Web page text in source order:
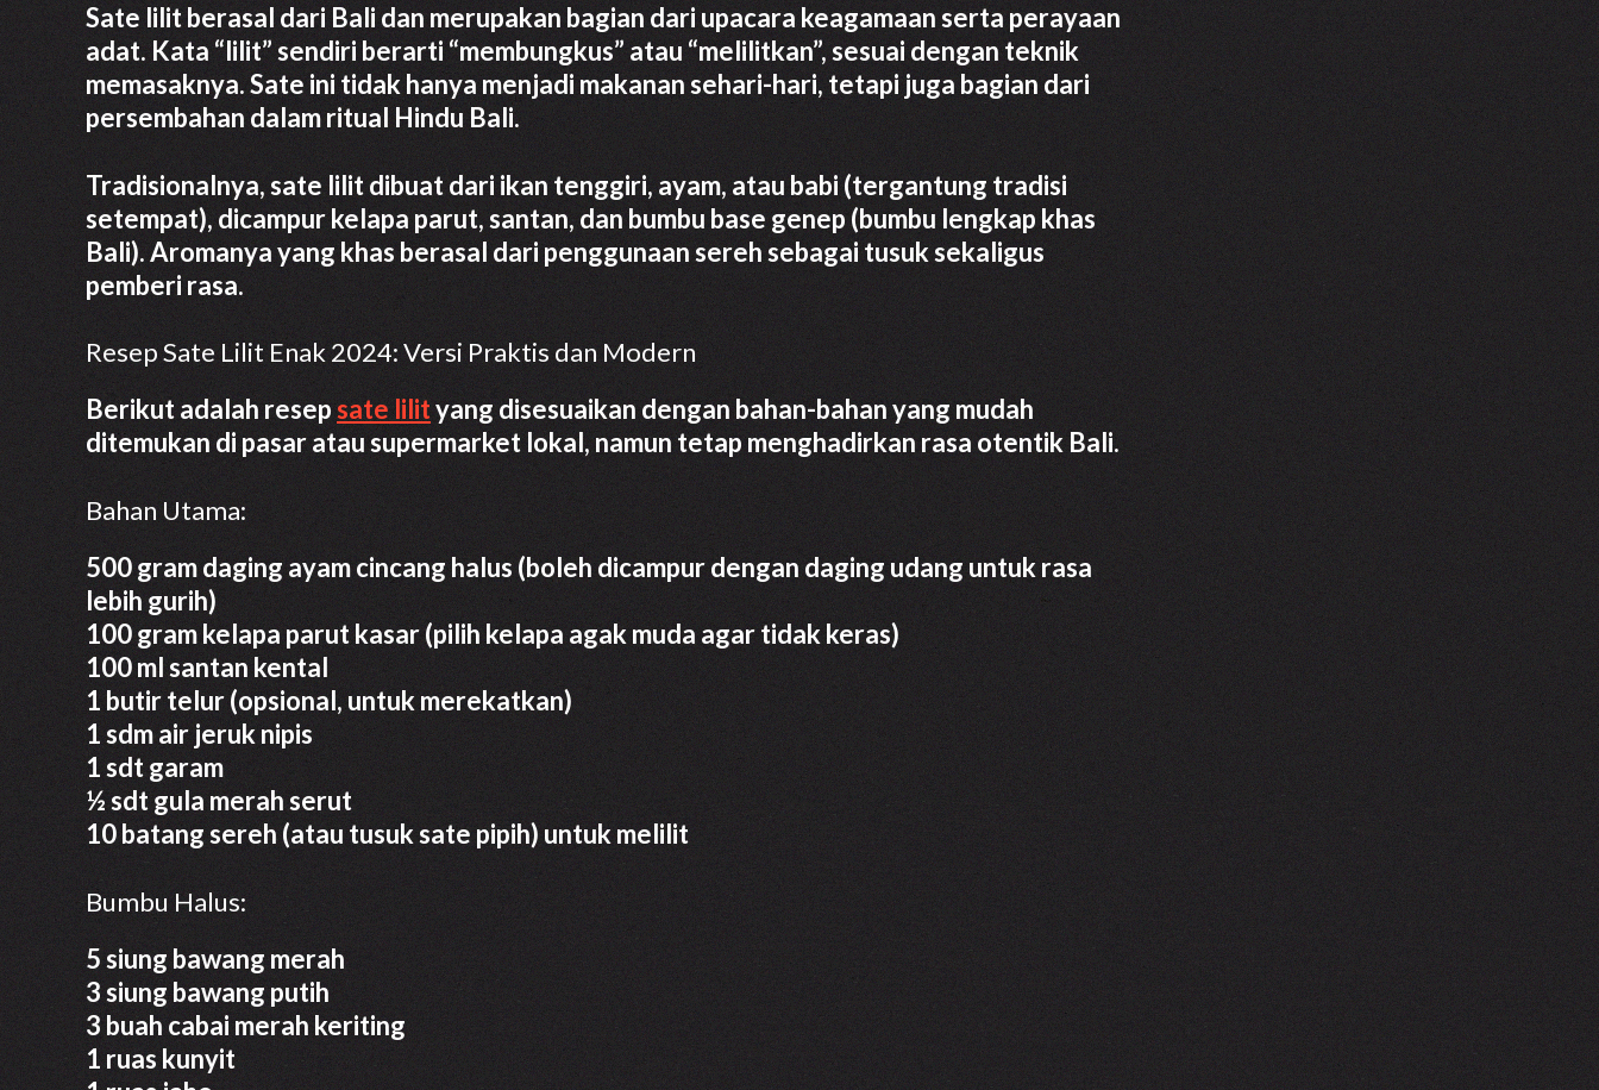
Sate lilit berasal dari Bali dan merupakan bagian dari upacara keagamaan serta perayaan
adat. Kata “lilit” sendiri berarti “membungkus” atau “melilitkan”, sesuai dengan teknik
memasaknya. Sate ini tidak hanya menjadi makanan sehari-hari, tetapi juga bagian dari
persembahan dalam ritual Hindu Bali.
Tradisionalnya, sate lilit dibuat dari ikan tenggiri, ayam, atau babi (tergantung tradisi
setempat), dicampur kelapa parut, santan, dan bumbu base genep (bumbu lengkap khas
Bali). Aromanya yang khas berasal dari penggunaan sereh sebagai tusuk sekaligus
pemberi rasa.
Resep Sate Lilit Enak 2024: Versi Praktis dan Modern
Berikut adalah resepsate lilityang disesuaikan dengan bahan-bahan yang mudah
ditemukan di pasar atau supermarket lokal, namun tetap menghadirkan rasa otentik Bali.
Bahan Utama:
500 gram daging ayam cincang halus (boleh dicampur dengan daging udang untuk rasa
lebih gurih)
100 gram kelapa parut kasar (pilih kelapa agak muda agar tidak keras)
100 ml santan kental
1 butir telur (opsional, untuk merekatkan)
1 sdm air jeruk nipis
1 sdt garam
½ sdt gula merah serut
10 batang sereh (atau tusuk sate pipih) untuk melilit
Bumbu Halus:
5 siung bawang merah
3 siung bawang putih
3 buah cabai merah keriting
1 ruas kunyit